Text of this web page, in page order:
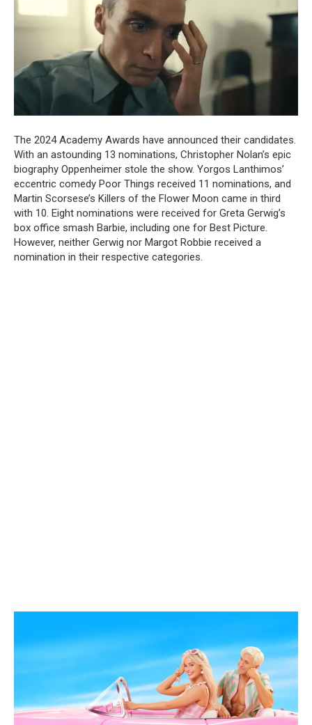
The 2024 Academy Awards have announced their candidates.
With an astounding 13 nominations, Christopher Nolan’s epic
biography Oppenheimer stole the show. Yorgos Lanthimos’
eccentric comedy Poor Things received 11 nominations, and
Martin Scorsese’s Killers of the Flower Moon came in third
with 10. Eight nominations were received for Greta Gerwig’s
box office smash Barbie, including one for Best Picture.
However, neither Gerwig nor Margot Robbie received a
nomination in their respective categories.